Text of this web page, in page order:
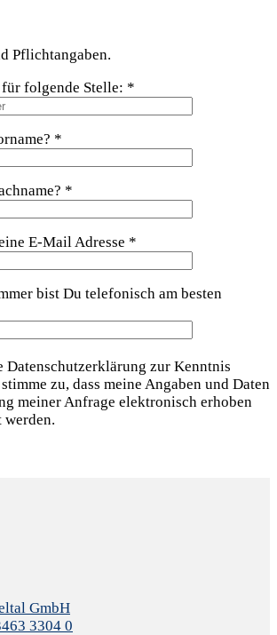
Pflichtangaben.
folgende Stelle: *
*
*
E-Mail Adresse *
bist Du telefonisch am besten
Datenschutzerklärung zur Kenntnis
zu, dass meine Angaben und Daten
meiner Anfrage elektronisch erhoben
werden.
GmbH
3304 0